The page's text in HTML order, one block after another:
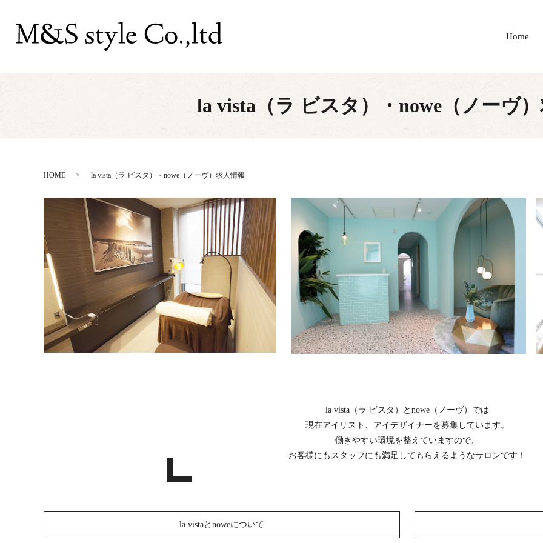
Home
la vista（ラ ビスタ）・nowe（ノーヴ
HOME la vista（ラ ビスタ）・nowe（ノーヴ）求人情報
la vista（ラ ビスタ）とnowe（ノーヴ）では
現在アイリスト、アイデザイナーを募集しています。
働きやすい環境を整えていますので、
お客様にもスタッフにも満足してもらえるようなサロンです！
la vistaとnoweについて